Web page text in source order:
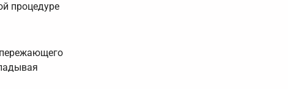
процедуре